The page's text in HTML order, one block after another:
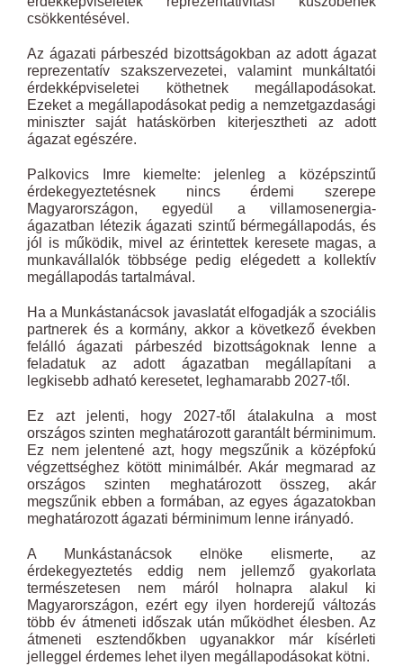
csökkentésével.
Az ágazati párbeszéd bizottságokban az adott ágazat
reprezentatív szakszervezetei, valamint munkáltatói
érdekképviseletei köthetnek megállapodásokat.
Ezeket a megállapodásokat pedig a nemzetgazdasági
miniszter saját hatáskörben kiterjesztheti az adott
ágazat egészére.
Palkovics Imre kiemelte: jelenleg a középszintű
érdekegyeztetésnek nincs érdemi szerepe
Magyarországon, egyedül a villamosenergia-
ágazatban létezik ágazati szintű bérmegállapodás, és
jól is működik, mivel az érintettek keresete magas, a
munkavállalók többsége pedig elégedett a kollektív
megállapodás tartalmával.
Ha a Munkástanácsok javaslatát elfogadják a szociális
partnerek és a kormány, akkor a következő években
felálló ágazati párbeszéd bizottságoknak lenne a
feladatuk az adott ágazatban megállapítani a
legkisebb adható keresetet, leghamarabb 2027-től.
Ez azt jelenti, hogy 2027-től átalakulna a most
országos szinten meghatározott garantált bérminimum.
Ez nem jelentené azt, hogy megszűnik a középfokú
végzettséghez kötött minimálbér. Akár megmarad az
országos szinten meghatározott összeg, akár
megszűnik ebben a formában, az egyes ágazatokban
meghatározott ágazati bérminimum lenne irányadó.
A Munkástanácsok elnöke elismerte, az
érdekegyeztetés eddig nem jellemző gyakorlata
természetesen nem máról holnapra alakul ki
Magyarországon, ezért egy ilyen horderejű változás
több év átmeneti időszak után működhet élesben. Az
átmeneti esztendőkben ugyanakkor már kísérleti
jelleggel érdemes lehet ilyen megállapodásokat kötni.